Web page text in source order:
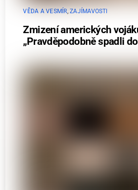
VĚDA A VESMÍR,ZAJÍMAVOSTI
Zmizení amerických
„Pravděpodobně spadli